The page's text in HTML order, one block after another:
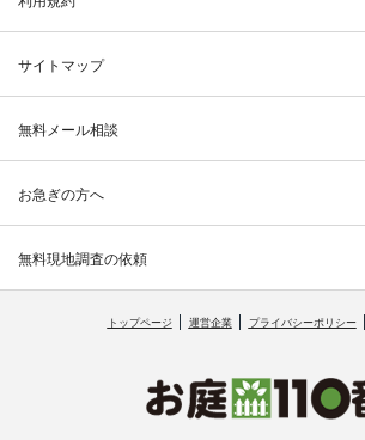
サイトマップ
無料メール相談
お急ぎの方へ
無料現地調査の依頼
トップページ 運営企業 プライバシーポリシー